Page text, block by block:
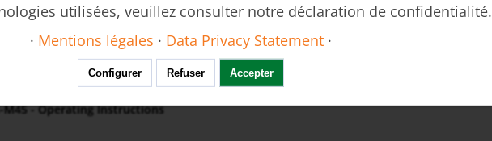
M3T - Operating Instructions
M3V - Operating Instructions
M45 - Operating Instructions
utilisées, veuillez consulter notre déclaration de confidentialité.
· Mentions légales · Data Privacy Statement ·
Configurer Refuser Accepter